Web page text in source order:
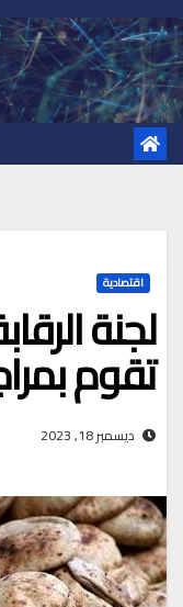
Skip
to
content
اقتصادية
لجنة
تقوم
ديسمبر 18, 2023